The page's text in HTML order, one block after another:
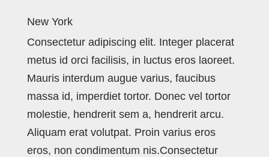
New York
Consectetur adipiscing elit. Integer placerat
metus id orci facilisis, in luctus eros laoreet.
Mauris interdum augue varius, faucibus
massa id, imperdiet tortor. Donec vel tortor
molestie, hendrerit sem a, hendrerit arcu.
Aliquam erat volutpat. Proin varius eros
eros, non condimentum nis.Consectetur